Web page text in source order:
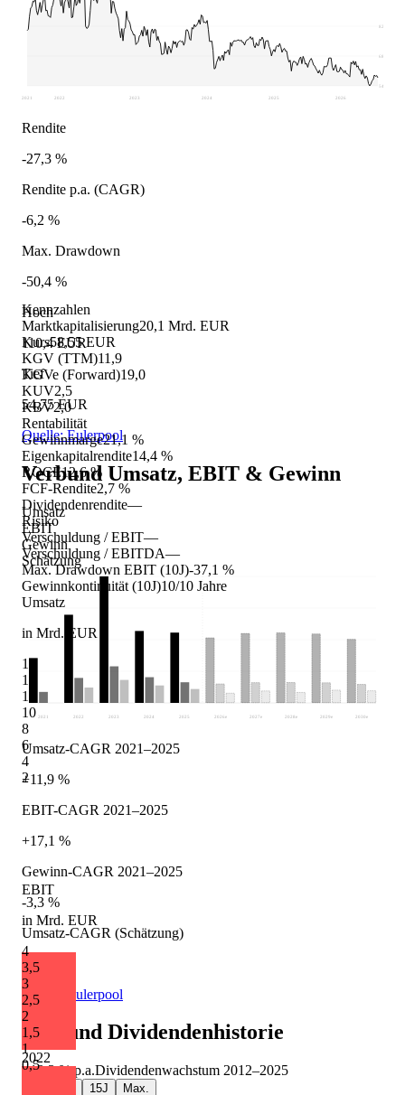
Kennzahlen
Marktkapitalisierung20,1 Mrd. EUR
Kurs58,55 EUR
KGV (TTM)11,9
KGVe (Forward)19,0
KUV2,5
KBV2,0
Rentabilität
Gewinnmarge21,1 %
Eigenkapitalrendite14,4 %
ROCE12,6 %
FCF-Rendite2,7 %
Dividendenrendite—
Risiko
Verschuldung / EBIT—
Verschuldung / EBITDA—
Max. Drawdown EBIT (10J)-37,1 %
Gewinnkontinuität (10J)10/10 Jahre
Umsatz
in Mrd. EUR
16
14
12
10
8
6
4
2
2022
EBIT
in Mrd. EUR
4
3,5
3
2,5
2
1,5
1
0,5
54,75
68,66
82,58
2021 2022 2023 2024 2025 2026
Rendite
-27,3 %
Rendite p.a. (CAGR)
-6,2 %
Max. Drawdown
-50,4 %
Hoch
110,4 EUR
Tief
54,75 EUR
Quelle: Eulerpool
Verbund Umsatz, EBIT & Gewinn
Umsatz
EBIT
Gewinn
Schätzung
2021 2022 2023 2024 2025 2026 e 2027 e 2028 e 2029 e 2030e
Umsatz-CAGR 2021–2025
+11,9 %
EBIT-CAGR 2021–2025
+17,1 %
Gewinn-CAGR 2021–2025
-3,3 %
Umsatz-CAGR (Schätzung)
-1,9 %
Quelle: Eulerpool
Verbund Dividendenhistorie
+13,3 % p.a.Dividendenwachstum 2012–2025
15J Max.